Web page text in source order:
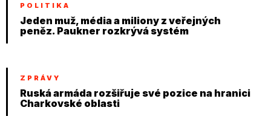
POLITIKA
Jeden muž, média a miliony z veřejných
peněz. Paukner rozkrývá systém
ZPRÁVY
Ruská armáda rozšiřuje své pozice na hranici
Charkovské oblasti